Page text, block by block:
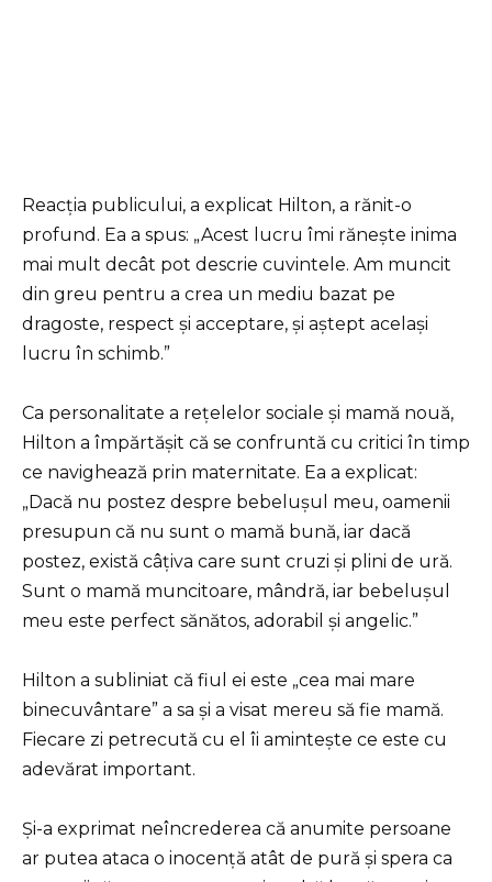
Reacția publicului, a explicat Hilton, a rănit-o
profund. Ea a spus: „Acest lucru îmi rănește inima
mai mult decât pot descrie cuvintele. Am muncit
din greu pentru a crea un mediu bazat pe
dragoste, respect și acceptare, și aștept același
lucru în schimb.”
Ca personalitate a rețelelor sociale și mamă nouă,
Hilton a împărtășit că se confruntă cu critici în timp
ce navighează prin maternitate. Ea a explicat:
„Dacă nu postez despre bebelușul meu, oamenii
presupun că nu sunt o mamă bună, iar dacă
postez, există câțiva care sunt cruzi și plini de ură.
Sunt o mamă muncitoare, mândră, iar bebelușul
meu este perfect sănătos, adorabil și angelic.”
Hilton a subliniat că fiul ei este „cea mai mare
binecuvântare” a sa și a visat mereu să fie mamă.
Fiecare zi petrecută cu el îi amintește ce este cu
adevărat important.
Și-a exprimat neîncrederea că anumite persoane
ar putea ataca o inocență atât de pură și spera ca